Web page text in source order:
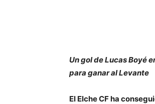
Un gol de Lucas Boyé
para ganar al Levante
El Elche CF ha